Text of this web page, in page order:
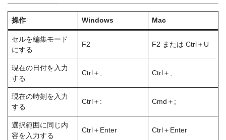
操作 Windows Mac
セルを編集モード
にする
F2 F2 または Ctrl＋U
現在の日付を入力
する
Ctrl＋; Ctrl＋;
現在の時刻を入力
する
Ctrl＋: Cmd＋;
選択範囲に同じ内
容を入力する
Ctrl＋Enter Ctrl＋Enter